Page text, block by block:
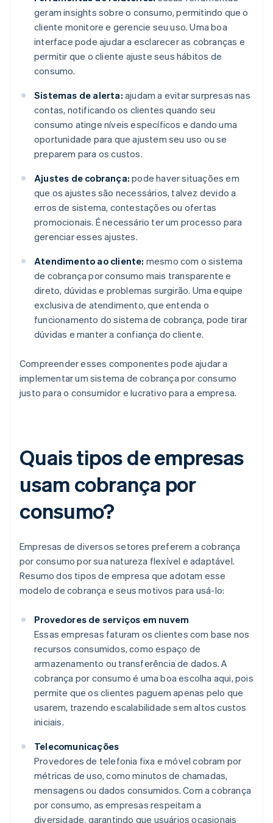
geram insights sobre o consumo, permitindo que o
cliente monitore e gerencie seu uso. Uma boa
interface pode ajudar a esclarecer as cobranças e
permitir que o cliente ajuste seus hábitos de
consumo.
Sistemas de alerta: ajudam a evitar surpresas nas
contas, notificando os clientes quando seu
consumo atinge níveis específicos e dando uma
oportunidade para que ajustem seu uso ou se
preparem para os custos.
Ajustes de cobrança: pode haver situações em
que os ajustes são necessários, talvez devido a
erros de sistema, contestações ou ofertas
promocionais. É necessário ter um processo para
gerenciar esses ajustes.
Atendimento ao cliente: mesmo com o sistema
de cobrança por consumo mais transparente e
direto, dúvidas e problemas surgirão. Uma equipe
exclusiva de atendimento, que entenda o
funcionamento do sistema de cobrança, pode tirar
dúvidas e manter a confiança do cliente.
Compreender esses componentes pode ajudar a
implementar um sistema de cobrança por consumo
justo para o consumidor e lucrativo para a empresa.
Quais tipos de empresas
usam cobrança por
consumo?
Empresas de diversos setores preferem a cobrança
por consumo por sua natureza flexível e adaptável.
Resumo dos tipos de empresa que adotam esse
modelo de cobrança e seus motivos para usá-lo:
Provedores de serviços em nuvem
Essas empresas faturam os clientes com base nos
recursos consumidos, como espaço de
armazenamento ou transferência de dados. A
cobrança por consumo é uma boa escolha aqui, pois
permite que os clientes paguem apenas pelo que
usarem, trazendo escalabilidade sem altos custos
iniciais.
Telecomunicações
Provedores de telefonia fixa e móvel cobram por
métricas de uso, como minutos de chamadas,
mensagens ou dados consumidos. Com a cobrança
por consumo, as empresas respeitam a
diversidade, garantindo que usuários ocasionais